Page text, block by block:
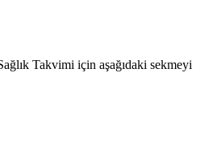
Takvimi için aşağıdaki sekmeyi